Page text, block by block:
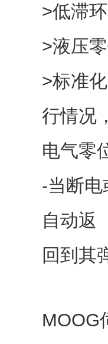
>低滞
>液压
>标准
行情况
电气零
-当断
自动返
回到其
MOOG